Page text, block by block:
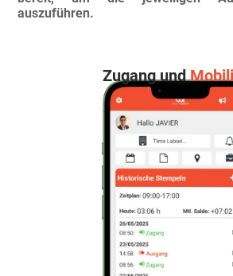
auszuführen.
Zugang und